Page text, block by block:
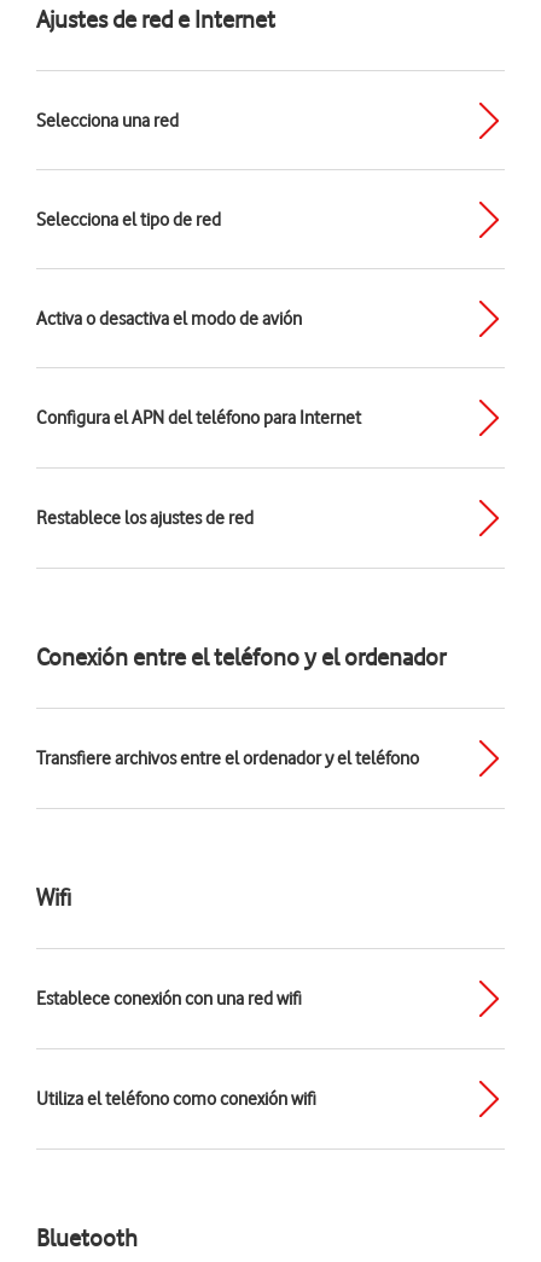
Ajustes de red e Internet
Selecciona una red
Selecciona el tipo de red
Activa o desactiva el modo de avión
Configura el APN del teléfono para Internet
Restablece los ajustes de red
Conexión entre el teléfono y el ordenador
Transfiere archivos entre el ordenador y el teléfono
Wifi
Establece conexión con una red wifi
Utiliza el teléfono como conexión wifi
Bluetooth